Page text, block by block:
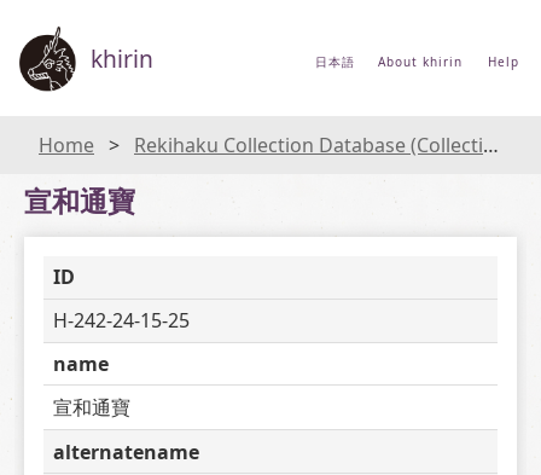
khirin 日本語 About khirin Help
Home Rekihaku Collection Database (Collections Database of the National Museum of Japanese History)
宣和通寶
ID
H-242-24-15-25
name
宣和通寶
alternatename